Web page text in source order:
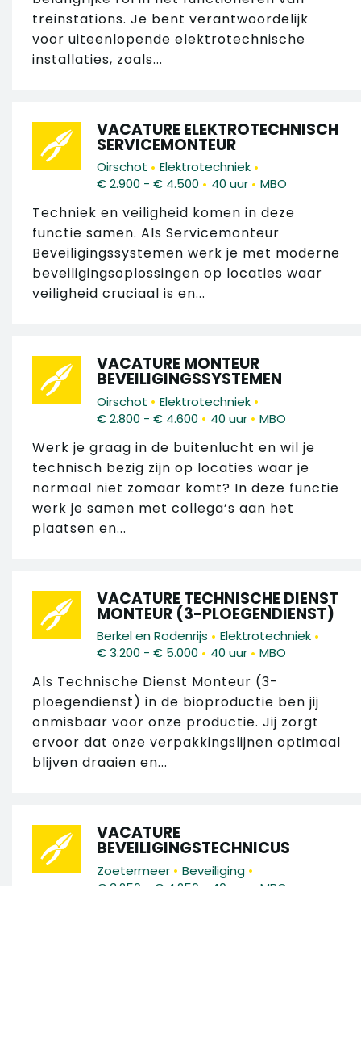
treinstations. Je bent verantwoordelijk
voor uiteenlopende elektrotechnische
installaties, zoals...
VACATURE ELEKTROTECHNISCH
SERVICEMONTEUR
Oirschot • Elektrotechniek •
€ 2.900 - € 4.500 • 40 uur • MBO
Techniek en veiligheid komen in deze
functie samen. Als Servicemonteur
Beveiligingssystemen werk je met moderne
beveiligingsoplossingen op locaties waar
veiligheid cruciaal is en...
VACATURE MONTEUR
BEVEILIGINGSSYSTEMEN
Oirschot • Elektrotechniek •
€ 2.800 - € 4.600 • 40 uur • MBO
Werk je graag in de buitenlucht en wil je
technisch bezig zijn op locaties waar je
normaal niet zomaar komt? In deze functie
werk je samen met collega’s aan het
plaatsen en...
VACATURE TECHNISCHE DIENST
MONTEUR (3-PLOEGENDIENST)
Berkel en Rodenrijs • Elektrotechniek •
€ 3.200 - € 5.000 • 40 uur • MBO
Als Technische Dienst Monteur (3-
ploegendienst) in de bioproductie ben jij
onmisbaar voor onze productie. Jij zorgt
ervoor dat onze verpakkingslijnen optimaal
blijven draaien en...
VACATURE
BEVEILIGINGSTECHNICUS
Zoetermeer • Beveiliging •
€ 3.250 - € 4.250 40 uur MBO